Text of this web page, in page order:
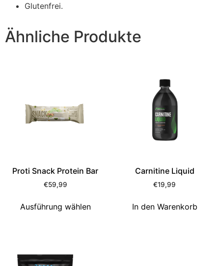
Glutenfrei.
Ähnliche Produkte
Proti Snack Protein Bar
€59,99
Ausführung wählen
Carnitine Liquid
€19,99
In den Warenkorb